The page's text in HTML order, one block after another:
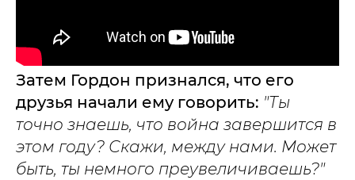
Затем Гордон признался, что его
друзья начали ему говорить: "Ты
точно знаешь, что война завершится в
этом году? Скажи, между нами. Может
быть, ты немного преувеличиваешь?"